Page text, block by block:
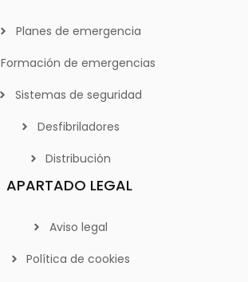
Planes de emergencia
Formación de emergencias
Sistemas de seguridad
Desfibriladores
Distribución
APARTADO LEGAL
Aviso legal
Política de cookies